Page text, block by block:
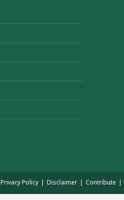
Privacy Policy Disclaimer Contribute